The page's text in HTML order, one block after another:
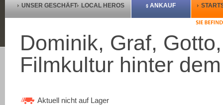
UNSER GESCHÄFT LOCAL HEROS ANKAUF
Dominik, Graf,
Filmkultur hinter
Aktuell nicht auf Lager